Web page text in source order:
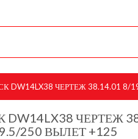
DW14LX38 ЧЕРТЕЖ 38.14.01 8/
DW14LX38 ЧЕРТЕЖ
250 ВЫЛЕТ +125